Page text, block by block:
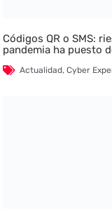
Códigos QR o SMS:
pandemia ha puesto
Actualidad,Cyber